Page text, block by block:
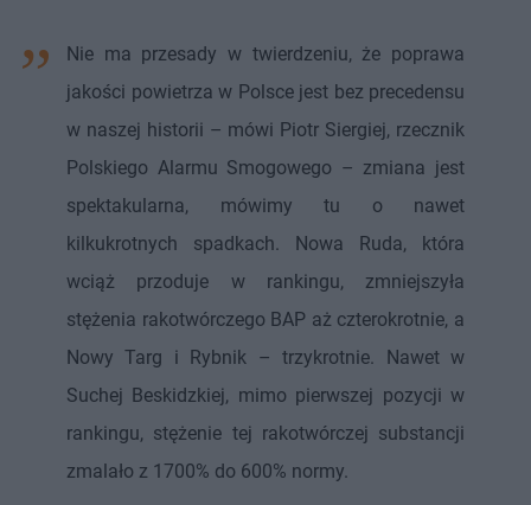
Nie ma przesady w twierdzeniu, że poprawa
jakości powietrza w Polsce jest bez precedensu
w naszej historii – mówi Piotr Siergiej, rzecznik
Polskiego Alarmu Smogowego – zmiana jest
spektakularna, mówimy tu o nawet
kilkukrotnych spadkach. Nowa Ruda, która
wciąż przoduje w rankingu, zmniejszyła
stężenia rakotwórczego BAP aż czterokrotnie, a
Nowy Targ i Rybnik – trzykrotnie. Nawet w
Suchej Beskidzkiej, mimo pierwszej pozycji w
rankingu, stężenie tej rakotwórczej substancji
zmalało z 1700% do 600% normy.